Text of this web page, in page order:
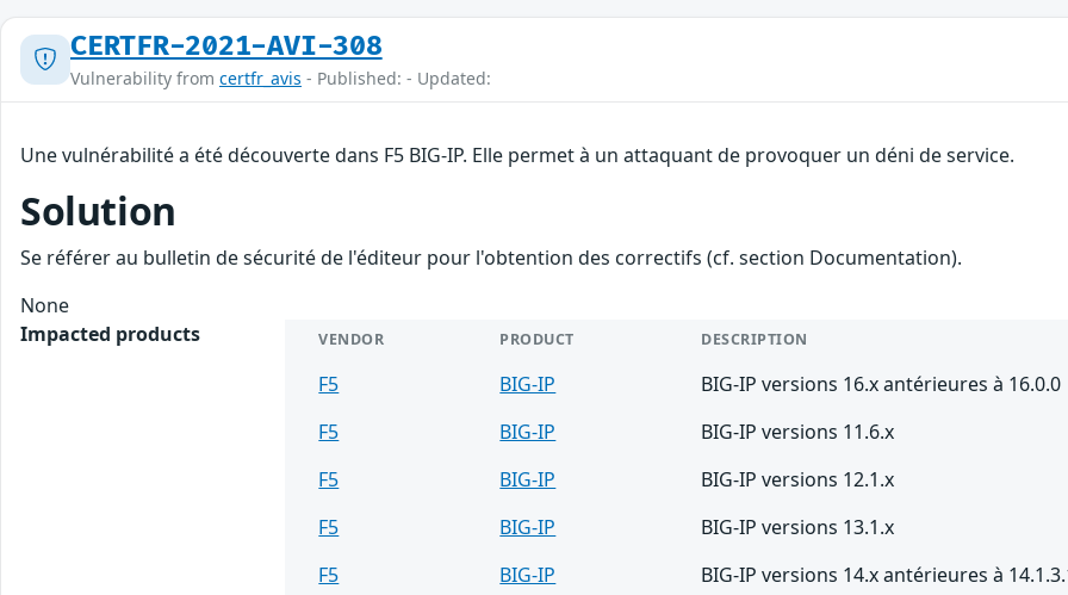
CERTFR-2021-AVI-308
Vulnerability from certfr_avis - Published: - Updated:
Une vulnérabilité a été découverte dans F5 BIG-IP. Elle permet à un attaquant de provoquer un déni de service.
Solution
Se référer au bulletin de sécurité de l'éditeur pour l'obtention des correctifs (cf. section Documentation).
None
Impacted products
VENDOR PRODUCT DESCRIPTION
F5 BIG-IP
BIG-IP versions 16.x antérieures à 16.0.0
F5
BIG-IP
BIG-IP versions 11.6.x
F5
BIG-IP
BIG-IP versions 12.1.x
F5
BIG-IP
BIG-IP versions 13.1.x
F5
BIG-IP
BIG-IP versions 14.x antérieures à